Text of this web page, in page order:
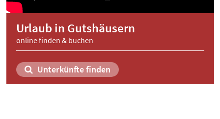
Urlaub in Gutshäusern
online finden & buchen
Unterkünfte finden